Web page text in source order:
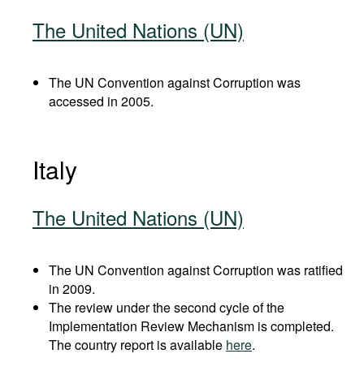
The United Nations (UN)
The UN Convention against Corruption was
accessed in 2005.
Italy
The United Nations (UN)
The UN Convention against Corruption was ratified
in 2009.
The review under the second cycle of the
Implementation Review Mechanism is completed.
The country report is available here.